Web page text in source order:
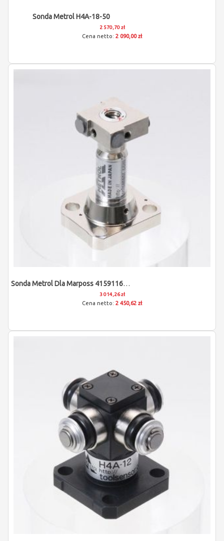
Sonda Metrol H4A-18-50
2 570,70 zł
2 090,00 zł
Sonda Metrol Dla Marposs 4159116639
3 014,26 zł
2 450,62 zł